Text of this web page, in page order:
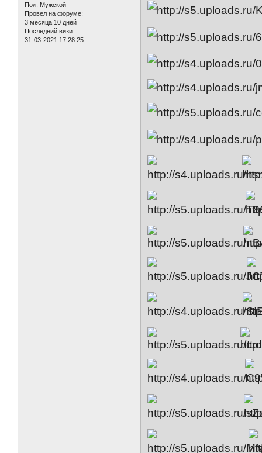
Пол: Мужской
Провел на форуме:
3 месяца 10 дней
Последний визит:
31-03-2021 17:28:25